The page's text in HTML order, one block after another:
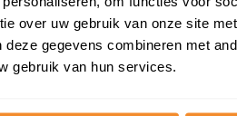
over uw gebruik van onze site
gegevens combineren met
gebruik van hun services.
255 m2